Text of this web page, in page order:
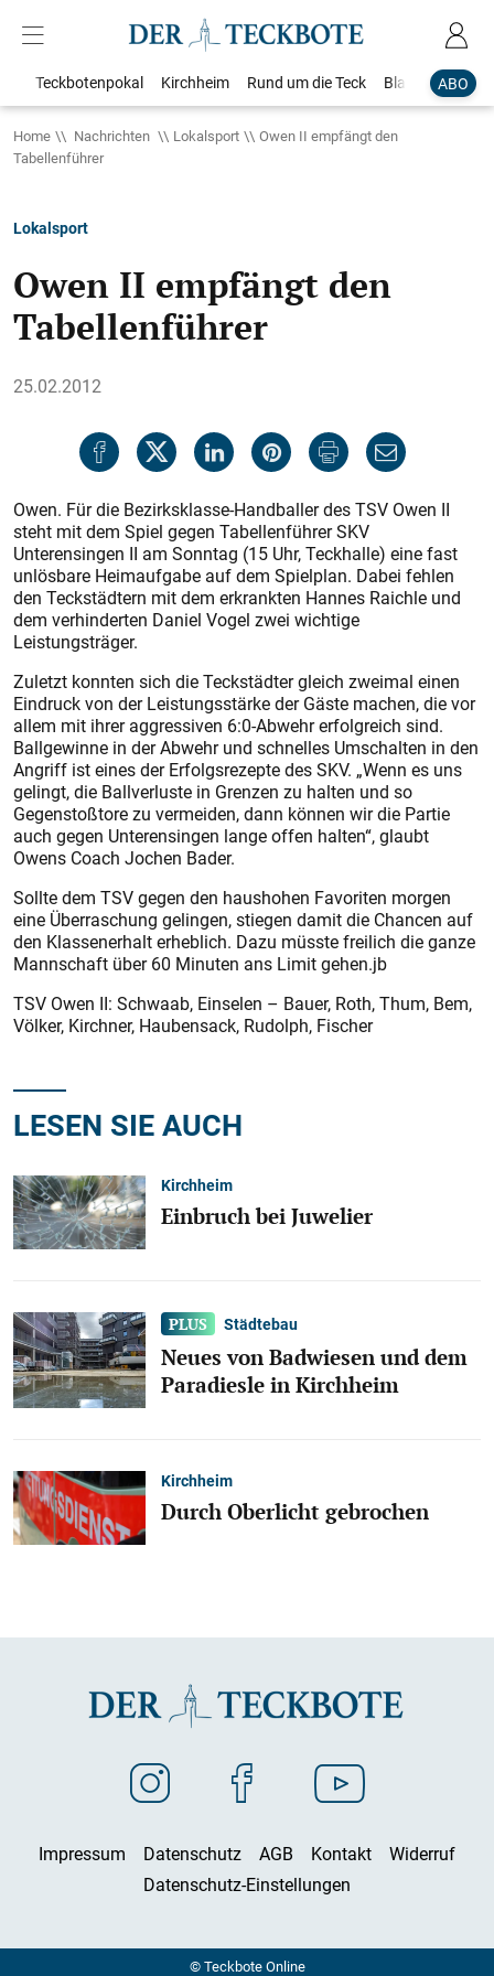
ABO
Teckbotenpokal Kirchheim Rund um die Teck Blaulicht
Home Nachrichten Lokalsport
Owen II empfängt den
Tabellenführer
Lokalsport
Owen II empfängt den
Tabellenführer
25.02.2012
Owen. Für die Bezirksklasse-Handballer des TSV Owen II
steht mit dem Spiel gegen Tabellenführer SKV
Unterensingen II am Sonntag (15 Uhr, Teckhalle) eine fast
unlösbare Heimaufgabe auf dem Spielplan. Dabei fehlen
den Teckstädtern mit dem erkrankten Hannes Raichle und
dem verhinderten Daniel Vogel zwei wichtige
Leistungsträger.
Zuletzt konnten sich die Teck­städter gleich zweimal einen
Eindruck von der Leistungsstärke der Gäste machen, die vor
allem mit ihrer aggressiven 6:0-Abwehr erfolgreich sind.
Ballgewinne in der Abwehr und schnelles Umschalten in den
Angriff ist eines der Erfolgsrezepte des SKV. „Wenn es uns
gelingt, die Ballverluste in Grenzen zu halten und so
Gegenstoßtore zu vermeiden, dann können wir die Partie
auch gegen Unterensingen lange offen halten“, glaubt
Owens Coach Jochen Bader.
Sollte dem TSV gegen den haushohen Favoriten morgen
eine Überraschung gelingen, stiegen damit die Chancen auf
den Klassenerhalt erheblich. Dazu müsste freilich die ganze
Mannschaft über 60 Minuten ans Limit gehen.jb
TSV Owen II: Schwaab, Einselen – Bauer, Roth, Thum, Bem,
Völker, Kirchner, Haubensack, Rudolph, Fischer
LESEN SIE AUCH
Kirchheim
Einbruch bei Juwelier
Städtebau
Neues von Badwiesen und dem
Paradiesle in Kirchheim
Kirchheim
Durch Oberlicht gebrochen
Impressum Datenschutz AGB Kontakt
Widerruf
Datenschutz-Einstellungen
© Teckbote Online